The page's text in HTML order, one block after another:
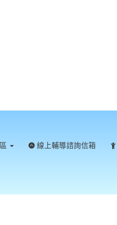
線上輔導諮詢信箱